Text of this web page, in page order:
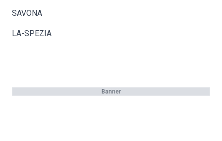
SAVONA
LA-SPEZIA
Banner